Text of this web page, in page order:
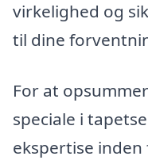
virkelighed og
til dine
For at
speciale i
ekspertise